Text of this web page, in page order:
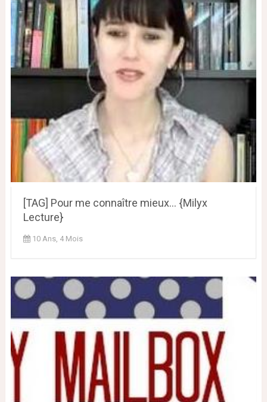
[TAG] Pour me connaître mieux... {Milyx
Lecture}
10 Ans, 4 Mois